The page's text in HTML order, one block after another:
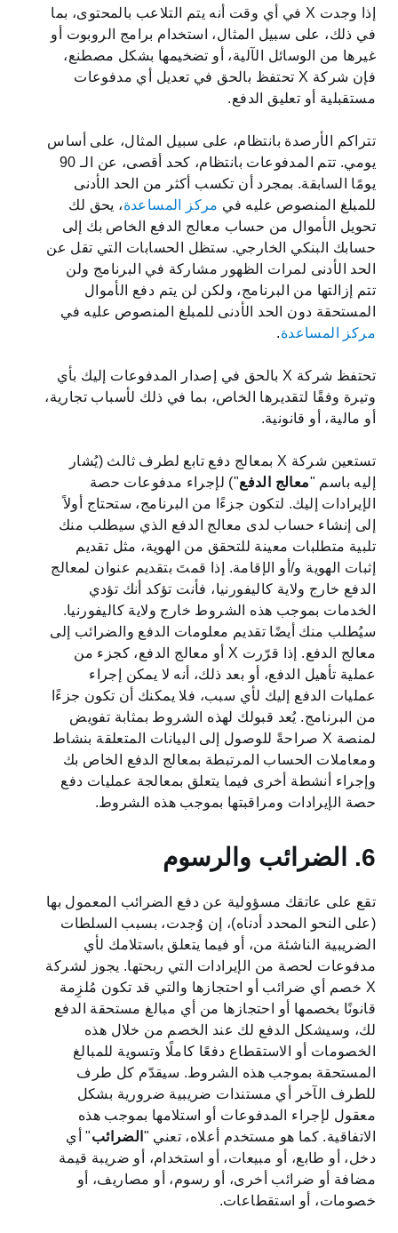
إذا وجدت X في أي وقت أنه يتم التلاعب بالمحتوى، بما
في ذلك، على سبيل المثال، استخدام برامج الروبوت أو
غيرها من الوسائل الآلية، أو تضخيمها بشكل مصطنع،
فإن شركة X تحتفظ بالحق في تعديل أي مدفوعات
مستقبلية أو تعليق الدفع.
تتراكم الأرصدة بانتظام، على سبيل المثال، على أساس
يومي. تتم المدفوعات بانتظام، كحد أقصى، عن الـ 90
يومًا السابقة. بمجرد أن تكسب أكثر من الحد الأدنى
للمبلغ المنصوص عليه في مركز المساعدة، يحق لك
تحويل الأموال من حساب معالج الدفع الخاص بك إلى
حسابك البنكي الخارجي. ستظل الحسابات التي تقل عن
الحد الأدنى لمرات الظهور مشاركة في البرنامج ولن
تتم إزالتها من البرنامج، ولكن لن يتم دفع الأموال
المستحقة دون الحد الأدنى للمبلغ المنصوص عليه في
مركز المساعدة.
تحتفظ شركة X بالحق في إصدار المدفوعات إليك بأي
وتيرة وفقًا لتقديرها الخاص، بما في ذلك لأسباب تجارية،
أو مالية، أو قانونية.
تستعين شركة X بمعالج دفع تابع لطرف ثالث (يُشار
إليه باسم "معالج الدفع") لإجراء مدفوعات حصة
الإيرادات إليك. لتكون جزءًا من البرنامج، ستحتاج أولاً
إلى إنشاء حساب لدى معالج الدفع الذي سيطلب منك
تلبية متطلبات معينة للتحقق من الهوية، مثل تقديم
إثبات الهوية و/أو الإقامة. إذا قمتَ بتقديم عنوان لمعالج
الدفع خارج ولاية كاليفورنيا، فأنت تؤكد أنك تؤدي
الخدمات بموجب هذه الشروط خارج ولاية كاليفورنيا.
سيُطلب منك أيضًا تقديم معلومات الدفع والضرائب إلى
معالج الدفع. إذا قرّرت X أو معالج الدفع، كجزء من
عملية تأهيل الدفع، أو بعد ذلك، أنه لا يمكن إجراء
عمليات الدفع إليك لأي سبب، فلا يمكنك أن تكون جزءًا
من البرنامج. يُعد قبولك لهذه الشروط بمثابة تفويض
لمنصة X صراحةً للوصول إلى البيانات المتعلقة بنشاط
ومعاملات الحساب المرتبطة بمعالج الدفع الخاص بك
وإجراء أنشطة أخرى فيما يتعلق بمعالجة عمليات دفع
حصة الإيرادات ومراقبتها بموجب هذه الشروط.
6. الضرائب والرسوم
تقع على عاتقك مسؤولية عن دفع الضرائب المعمول بها
(على النحو المحدد أدناه)، إن وُجدت، بسبب السلطات
الضريبية الناشئة من، أو فيما يتعلق باستلامك لأي
مدفوعات لحصة من الإيرادات التي ربحتها. يجوز لشركة
X خصم أي ضرائب أو احتجازها والتي قد تكون مُلزِمة
قانونًا بخصمها أو احتجازها من أي مبالغ مستحقة الدفع
لك، وسيشكل الدفع لك عند الخصم من خلال هذه
الخصومات أو الاستقطاع دفعًا كاملًا وتسوية للمبالغ
المستحقة بموجب هذه الشروط. سيقدّم كل طرف
للطرف الآخر أي مستندات ضريبية ضرورية بشكل
معقول لإجراء المدفوعات أو استلامها بموجب هذه
الاتفاقية. كما هو مستخدم أعلاه، تعني " الضرائب" أي
دخل، أو طابع، أو مبيعات، أو استخدام، أو ضريبة قيمة
مضافة أو ضرائب أخرى، أو رسوم، أو مصاريف، أو
خصومات، أو استقطاعات.